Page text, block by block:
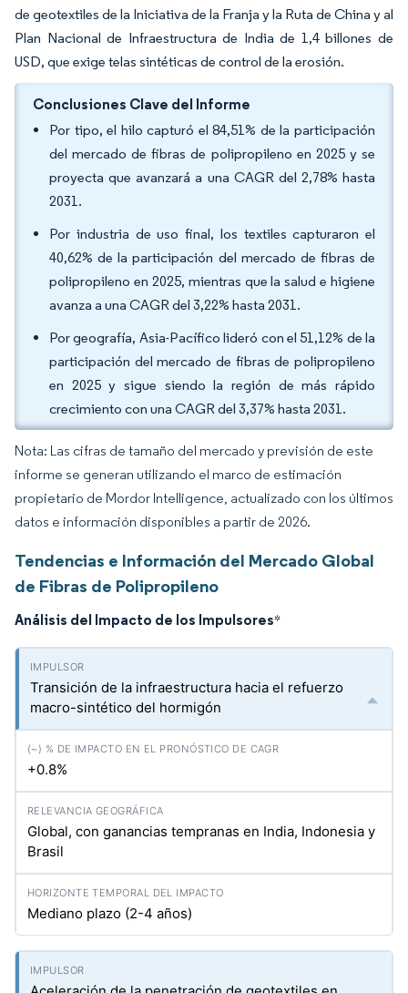
de geotextiles de la Iniciativa de la Franja y la Ruta de China y al
Plan Nacional de Infraestructura de India de 1,4 billones de
USD, que exige telas sintéticas de control de la erosión.
Conclusiones Clave del Informe
Por tipo, el hilo capturó el 84,51% de la participación
del mercado de fibras de polipropileno en 2025 y se
proyecta que avanzará a una CAGR del 2,78% hasta
2031.
Por industria de uso final, los textiles capturaron el
40,62% de la participación del mercado de fibras de
polipropileno en 2025, mientras que la salud e higiene
avanza a una CAGR del 3,22% hasta 2031.
Por geografía, Asia-Pacífico lideró con el 51,12% de la
participación del mercado de fibras de polipropileno
en 2025 y sigue siendo la región de más rápido
crecimiento con una CAGR del 3,37% hasta 2031.
Nota: Las cifras de tamaño del mercado y previsión de este
informe se generan utilizando el marco de estimación
propietario de Mordor Intelligence, actualizado con los últimos
datos e información disponibles a partir de 2026.
Tendencias e Información del Mercado Global
de Fibras de Polipropileno
Análisis del Impacto de los Impulsores*
Transición de la infraestructura hacia el refuerzo
macro-sintético del hormigón
+0.8%
Global, con ganancias tempranas en India, Indonesia y
Brasil
Mediano plazo (2-4 años)